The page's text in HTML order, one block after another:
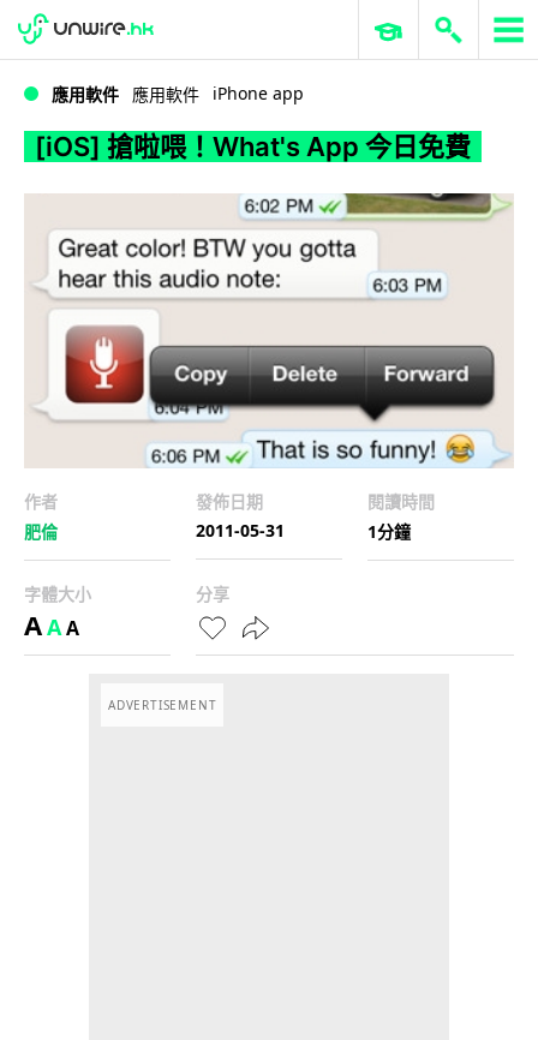
[iOS] 搶啦喂！What's App 今日免費
WWDC 2026 ERP 與商業 AI
應用軟件 應用軟件 iPhone app
[iOS] 搶啦喂！What's App 今日免費
作者
肥倫
發佈日期
2011-05-31
閱讀時間
1分鐘
字體大小
AAA
分享
ADVERTISEMENT